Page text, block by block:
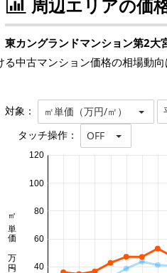
周辺エリアの価
東カングランドマンション第2大
る中古マンション価格の相場動向
対象： ㎡単価（万円/㎡）
タッチ操作： OFF
40
60
80
100
120
㎡単価 万円/㎡